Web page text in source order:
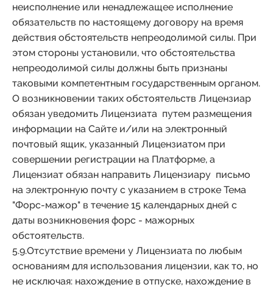
неисполнение или ненадлежащее исполнение
обязательств по настоящему договору на время
действия обстоятельств непреодолимой силы. При
этом стороны установили, что обстоятельства
непреодолимой силы должны быть признаны
таковыми компетентным государственным органом.
О возникновении таких обстоятельств Лицензиар
обязан уведомить Лицензиата путем размещения
информации на Сайте и/или на электронный
почтовый ящик, указанный Лицензиатом при
совершении регистрации на Платформе, а
Лицензиат обязан направить Лицензиару письмо
на электронную почту с указанием в строке Тема
"Форс-мажор" в течение 15 календарных дней с
даты возникновения форс - мажорных
обстоятельств.
5.9.Отсутствие времени у Лицензиата по любым
основаниям для использования лицензии, как то, но
не исключая: нахождение в отпуске, нахождение в